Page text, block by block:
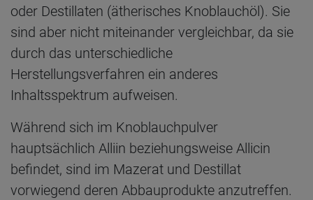
oder Destillaten (ätherisches Knoblauchöl). Sie
sind aber nicht miteinander vergleichbar, da sie
durch das unterschiedliche
Herstellungsverfahren ein anderes
Inhaltsspektrum aufweisen.
Während sich im Knoblauchpulver
hauptsächlich Alliin beziehungsweise Allicin
befindet, sind im Mazerat und Destillat
vorwiegend deren Abbauprodukte anzutreffen.